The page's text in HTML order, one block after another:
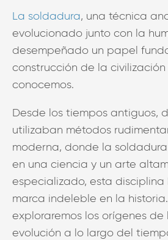
La soldadura, una técnica
evolucionado junto con la
desempeñado un papel
construcción de la
conocemos.
Desde los tiempos antiguos,
utilizaban métodos
moderna, donde la
en una ciencia y un arte
especializado, esta
marca indeleble en la
exploraremos los orígenes de
evolución a lo largo del